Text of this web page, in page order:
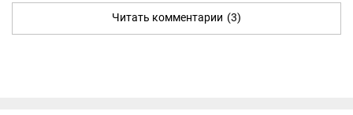
Читать комментарии (3)